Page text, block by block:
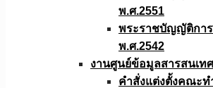
พ.ศ.2551
พระราชบัญญัติกา
พ.ศ.2542
งานศูนย์ข้อมูลสารสนเทศ
คำสั่งแต่งตั้งคณะท